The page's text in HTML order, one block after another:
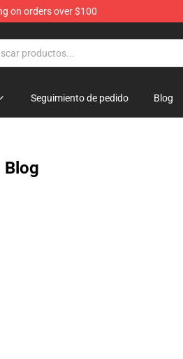
on orders over $100
Seguimiento de pedido Blog
Blog